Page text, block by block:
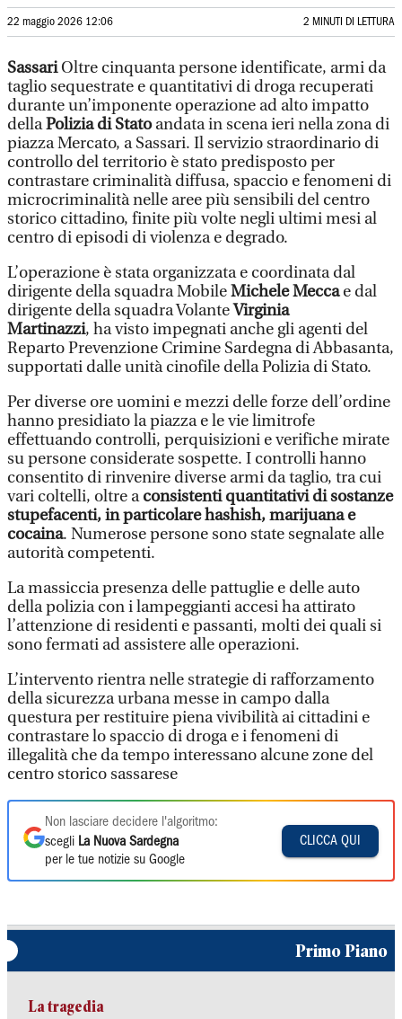
22 maggio 2026 12:06 2 MINUTI DI LETTURA
SassariOltre cinquanta persone identificate, armi da
taglio sequestrate e quantitativi di droga recuperati
durante un’imponente operazione ad alto impatto
dellaPolizia di Statoandata in scena ieri nella zona di
piazza Mercato, a Sassari. Il servizio straordinario di
controllo del territorio è stato predisposto per
contrastare criminalità diffusa, spaccio e fenomeni di
microcriminalità nelle aree più sensibili del centro
storico cittadino, finite più volte negli ultimi mesi al
centro di episodi di violenza e degrado.
L’operazione è stata organizzata e coordinata dal
dirigente della squadra MobileMichele Meccae dal
dirigente della squadra VolanteVirginia
Martinazzi, ha visto impegnati anche gli agenti del
Reparto Prevenzione Crimine Sardegna di Abbasanta,
supportati dalle unità cinofile della Polizia di Stato.
Per diverse ore uomini e mezzi delle forze dell’ordine
hanno presidiato la piazza e le vie limitrofe
effettuando controlli, perquisizioni e verifiche mirate
su persone considerate sospette. I controlli hanno
consentito di rinvenire diverse armi da taglio, tra cui
vari coltelli, oltre aconsistenti quantitativi di sostanze
stupefacenti, in particolare hashish, marijuana e
cocaina. Numerose persone sono state segnalate alle
autorità competenti.
La massiccia presenza delle pattuglie e delle auto
della polizia con i lampeggianti accesi ha attirato
l’attenzione di residenti e passanti, molti dei quali si
sono fermati ad assistere alle operazioni.
L’intervento rientra nelle strategie di rafforzamento
della sicurezza urbana messe in campo dalla
questura per restituire piena vivibilità ai cittadini e
contrastare lo spaccio di droga e i fenomeni di
illegalità che da tempo interessano alcune zone del
centro storico sassarese
Non lasciare decidere l'algoritmo:
scegli La Nuova Sardegna
per le tue notizie su Google
CLICCA QUI
Primo Piano
La tragedia